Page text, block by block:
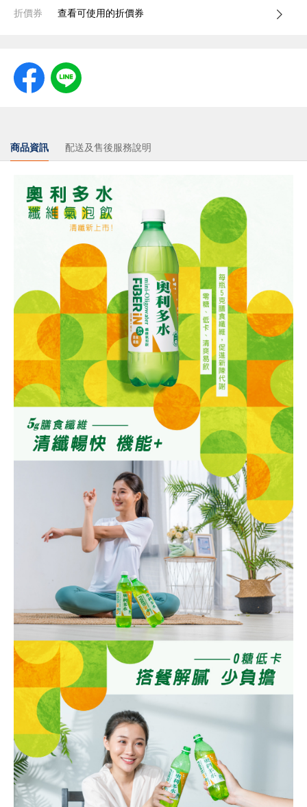
折價券 查看可使用的折價券
商品資訊 配送及售後服務說明